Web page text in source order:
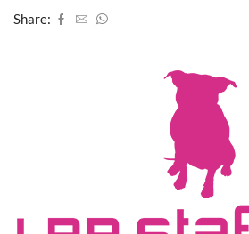
Share: